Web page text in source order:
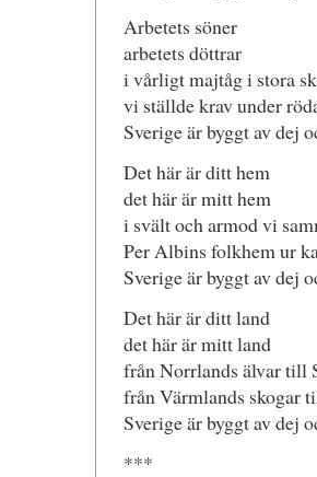
Arbetets söner
arbetets döttrar
i vårligt majtåg i stora
vi ställde krav under
Sverige är byggt av dej
Det här är ditt hem
det här är mitt hem
i svält och armod vi
Per Albins folkhem ur
Sverige är byggt av dej
Det här är ditt land
det här är mitt land
från Norrlands älvar till
från Värmlands skogar
Sverige är byggt av dej
***